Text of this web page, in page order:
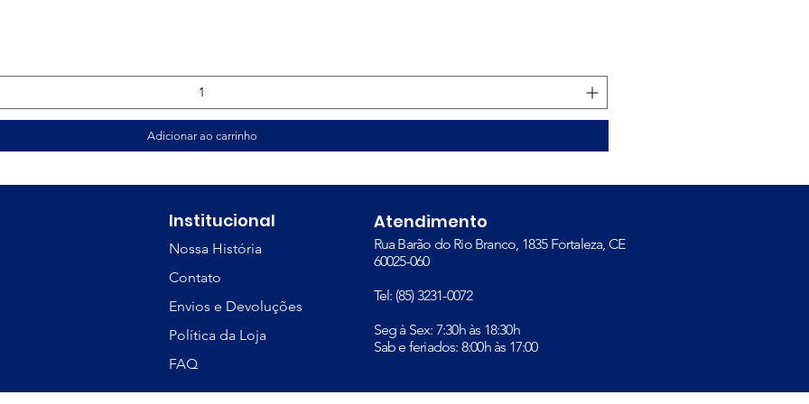
Adicionar ao carrinho
Institucional
Nossa História
Contato
Envios e Devoluções
Política da Loja
FAQ
Atendimento
Rua Barão do Rio Branco, 1835 Fortaleza, CE
60025-060​
Tel: (85) 3231-0072
​Seg à Sex: 7:30h às 18:30h
Sab e feriados: 8:00h às 17:00